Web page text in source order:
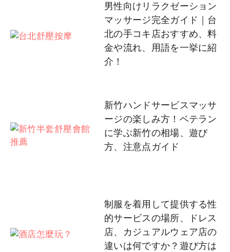
男性向けリラクゼーション
マッサージ完全ガイド｜台
北の手コキ店おすすめ、料
金や流れ、用語を一挙に紹
介！
新竹ハンドサービスマッサ
ージの楽しみ方！ベテラン
に学ぶ新竹の相場、遊び
方、注意点ガイド
制服を着用して提供する性
的サービスの場所、ドレス
店、カジュアルウェア店の
違いは何ですか？遊び方は